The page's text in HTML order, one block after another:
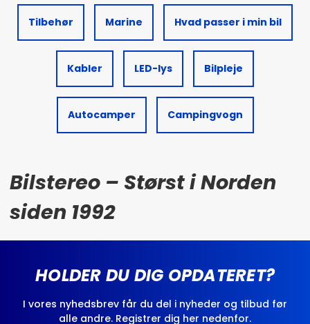
Tilbehør Marine Hvad passer i min bil
Kabler LED-lys Bilpleje
Autocamper Campingvogn
Bilstereo – Størst i Norden
siden 1992
HOLDER DU DIG OPDATERET?
I vores nyhedsbrev får du del i nyheder og tilbud før
alle andre. Registrer dig her nedenfor.